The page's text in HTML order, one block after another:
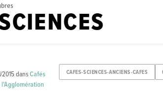
CAFES-SCIENCES-ANCIENS-CAFES
2015dansCafés